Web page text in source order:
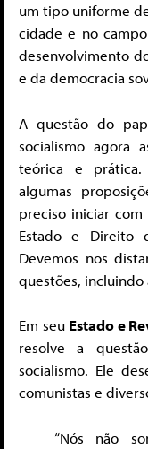
um tipo uniforme
cidade e no
desenvolvimento
e da democracia
A questão do
socialismo agora
teórica e prática.
algumas
preciso iniciar
Estado e Direito
Devemos nos
questões, incluindo
Em seu Estado e
resolve a
socialismo. Ele
comunistas e
“Nós não